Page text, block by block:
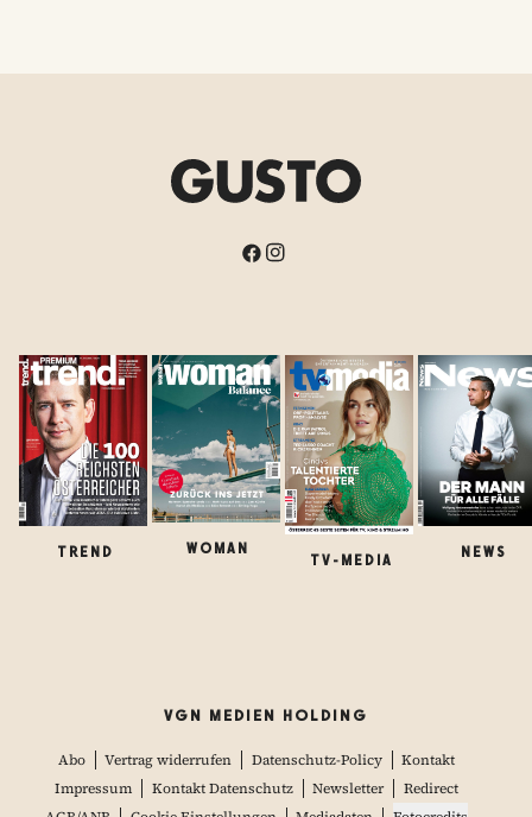
TREND WOMAN
TV-MEDIA
NEWS
VGN MEDIEN HOLDING
Abo Vertrag widerrufen Datenschutz-Policy
Kontakt
Impressum
Kontakt Datenschutz Newsletter
Redirect